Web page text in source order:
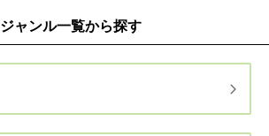
ジャンル一覧から探す